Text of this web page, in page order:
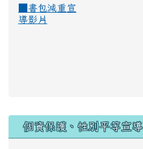
書包減重宣
導影片
個資保護、性別平等宣